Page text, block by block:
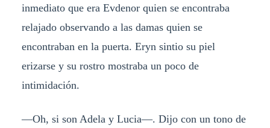
inmediato que era Evdenor quien se encontraba
relajado observando a las damas quien se
encontraban en la puerta. Eryn sintio su piel
erizarse y su rostro mostraba un poco de
intimidación.
—Oh, si son Adela y Lucia—. Dijo con un tono de